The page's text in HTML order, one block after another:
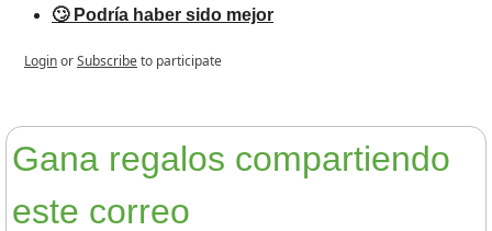
🙄 Podría haber sido mejor
LoginorSubscribeto participate
Gana regalos compartiendo
este correo